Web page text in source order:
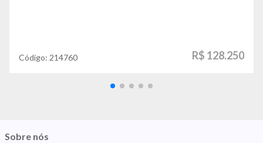
Código: 214760 R$ 128.250
Sobre nós